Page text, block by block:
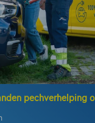
pechverhelping